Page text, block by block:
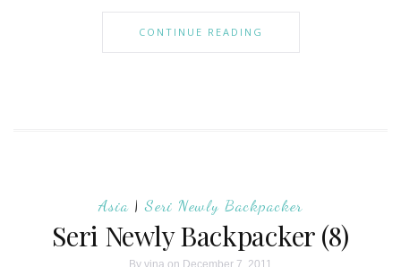
CONTINUE READING
Asia |Seri Newly Backpacker
Seri Newly Backpacker (8)